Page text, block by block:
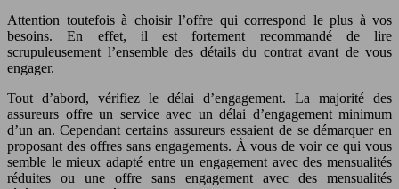
Attention toutefois à choisir l’offre qui correspond le plus à vos
besoins. En effet, il est fortement recommandé de lire
scrupuleusement l’ensemble des détails du contrat avant de vous
engager.
Tout d’abord, vérifiez le délai d’engagement. La majorité des
assureurs offre un service avec un délai d’engagement minimum
d’un an. Cependant certains assureurs essaient de se démarquer en
proposant des offres sans engagements. À vous de voir ce qui vous
semble le mieux adapté entre un engagement avec des mensualités
réduites ou une offre sans engagement avec des mensualités